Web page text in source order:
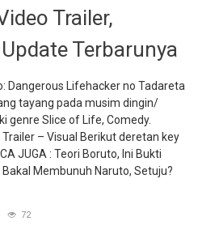
Trailer,
Terbarunya
Dangerous Lifehacker no Tadareta
tayang pada musim dingin/
genre Slice of Life, Comedy.
– Visual Berikut deretan key
JUGA : Teori Boruto, Ini Bukti
Membunuh Naruto, Setuju?
72